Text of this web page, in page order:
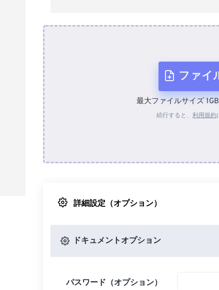
ファイ
デバ
最大ファイルサイズ
続行すると、 利用規約
詳細設定（オプション）
ドキュメントオプション
パスワード（オプション）